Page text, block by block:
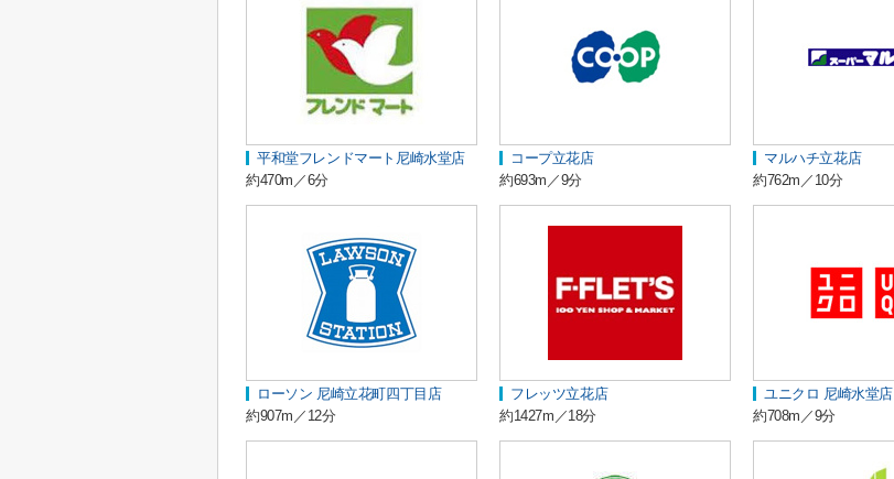
平和堂フレンドマート尼崎水堂店
約470m／6分
コープ立花店
約693m／9分
マルハチ立花店
約762m／10分
ローソン 尼崎立花町四丁目店
約907m／12分
フレッツ立花店
約1427m／18分
ユニクロ 尼崎水堂店
約708m／9分